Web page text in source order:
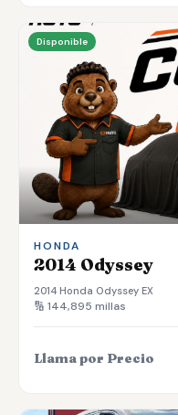
Disponible
HONDA
2014 Odyssey
2014 Honda Odyssey EX
🔢 144,895 millas
Llama por Precio